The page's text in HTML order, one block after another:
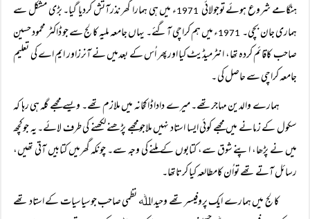
ہنگامے شروع ہوئے توجولائی
ء میں ہی ہمارا گھر نذرآتش کردیا گیا۔ بڑی مشکل سے
ہماری جان بچی۔
ء میں ہم کراچی آگئے۔ یہاں جامعہ ملیہ کالج سے جو ڈاکٹر محمود حسین
صاحب کاقائم کردہ تھا، انٹرمیڈیٹ کیا اورپھر اُس کے بعدمیں نے آنرزاور ایم اے کی تعلیم
جامعہ کراچی سے حاصل کی ۔
ہمارے والدین مہاجرتھے۔ میرے دادا ڈاکخانہ میں ملازم تھے۔ ویسے مجھے گلہ ہی رہا کہ
سکول کے زمانے میں مجھے کوئی ایسا استاد نہیں ملاجومجھے پڑھنے لکھنے کی طرف لائے۔ یہ جوکچھ
میں نے پڑھا، اپنے شوق سے، کتابوں کے ملنے کی وجہ سے۔ چونکہ گھرمیں کتابیں آتی تھیں،
رسائل آتے تھے تواُن کامطالعہ کیا کرتاتھا۔
کالج میں ہمارے ایک پروفیسر تھے وحید اﷲ نظمی صاحب جوسیاسیات کے استاد تھے